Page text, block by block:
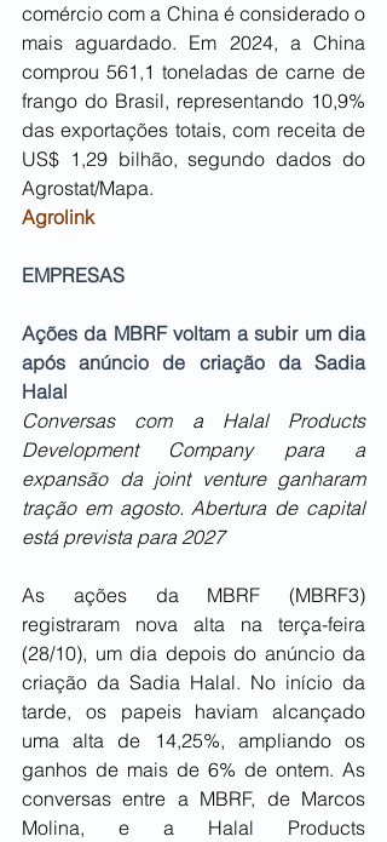
comércio com a China é considerado o
mais aguardado. Em 2024, a China
comprou 561,1 toneladas de carne de
frango do Brasil, representando 10,9%
das exportações totais, com receita de
US$ 1,29 bilhão, segundo dados do
Agrostat/Mapa.
Agrolink
EMPRESAS
Ações da MBRF voltam a subir um dia
após anúncio de criação da Sadia
Halal
Conversas com a Halal Products
Development Company para a
expansão da joint venture ganharam
tração em agosto. Abertura de capital
está prevista para 2027
As ações da MBRF (MBRF3)
registraram nova alta na terça-feira
(28/10), um dia depois do anúncio da
criação da Sadia Halal. No início da
tarde, os papeis haviam alcançado
uma alta de 14,25%, ampliando os
ganhos de mais de 6% de ontem. As
conversas entre a MBRF, de Marcos
Molina, e a Halal Products